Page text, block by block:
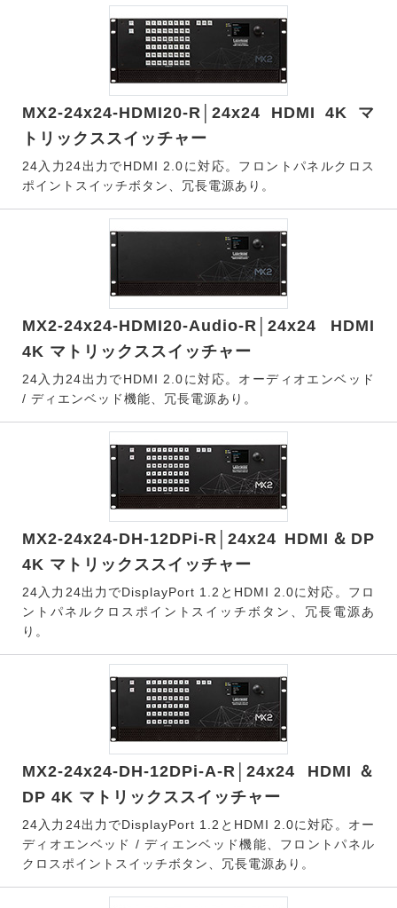
MX2-24x24-HDMI20-R│24x24 HDMI 4K マ
トリックススイッチャー
24入力24出力でHDMI 2.0に対応。フロントパネルクロス
ポイントスイッチボタン、冗長電源あり。
MX2-24x24-HDMI20-Audio-R│24x24 HDMI
4K マトリックススイッチャー
24入力24出力でHDMI 2.0に対応。オーディオエンベッド
/ ディエンベッド機能、冗長電源あり。
MX2-24x24-DH-12DPi-R│24x24 HDMI＆DP
4K マトリックススイッチャー
24入力24出力でDisplayPort 1.2とHDMI 2.0に対応。フロ
ントパネルクロスポイントスイッチボタン、冗長電源あ
り。
MX2-24x24-DH-12DPi-A-R│24x24 HDMI＆
DP 4K マトリックススイッチャー
24入力24出力でDisplayPort 1.2とHDMI 2.0に対応。オー
ディオエンベッド / ディエンベッド機能、フロントパネル
クロスポイントスイッチボタン、冗長電源あり。